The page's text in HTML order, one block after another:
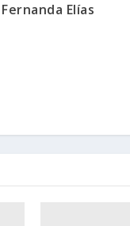
Fernanda Elías